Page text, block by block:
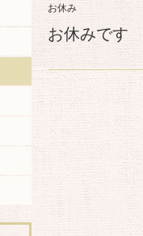
お休み
お休みです